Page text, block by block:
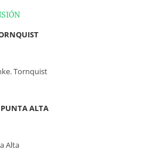
Tornquist
ALTA
Alta